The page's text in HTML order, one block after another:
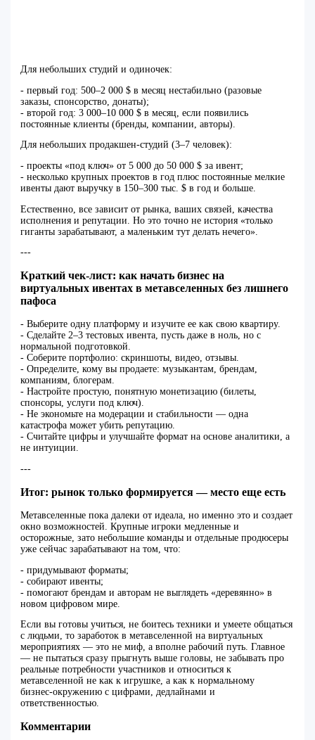
Для небольших студий и одиночек:
- первый год: 500–2 000 $ в месяц нестабильно (разовые
заказы, спонсорство, донаты);
- второй год: 3 000–10 000 $ в месяц, если появились
постоянные клиенты (бренды, компании, авторы).
Для небольших продакшен‑студий (3–7 человек):
- проекты «под ключ» от 5 000 до 50 000 $ за ивент;
- несколько крупных проектов в год плюс постоянные мелкие
ивенты дают выручку в 150–300 тыс. $ в год и больше.
Естественно, все зависит от рынка, ваших связей, качества
исполнения и репутации. Но это точно не история «только
гиганты зарабатывают, а маленьким тут делать нечего».
---
Краткий чек‑лист: как начать бизнес на
виртуальных ивентах в метавселенных без лишнего
пафоса
- Выберите одну платформу и изучите ее как свою квартиру.
- Сделайте 2–3 тестовых ивента, пусть даже в ноль, но с
нормальной подготовкой.
- Соберите портфолио: скриншоты, видео, отзывы.
- Определите, кому вы продаете: музыкантам, брендам,
компаниям, блогерам.
- Настройте простую, понятную монетизацию (билеты,
спонсоры, услуги под ключ).
- Не экономьте на модерации и стабильности — одна
катастрофа может убить репутацию.
- Считайте цифры и улучшайте формат на основе аналитики, а
не интуиции.
---
Итог: рынок только формируется — место еще есть
Метавселенные пока далеки от идеала, но именно это и создает
окно возможностей. Крупные игроки медленные и
осторожные, зато небольшие команды и отдельные продюсеры
уже сейчас зарабатывают на том, что:
- придумывают форматы;
- собирают ивенты;
- помогают брендам и авторам не выглядеть «деревянно» в
новом цифровом мире.
Если вы готовы учиться, не боитесь техники и умеете общаться
с людьми, то заработок в метавселенной на виртуальных
мероприятиях — это не миф, а вполне рабочий путь. Главное
— не пытаться сразу прыгнуть выше головы, не забывать про
реальные потребности участников и относиться к
метавселенной не как к игрушке, а как к нормальному
бизнес‑окружению с цифрами, дедлайнами и
ответственностью.
Комментарии